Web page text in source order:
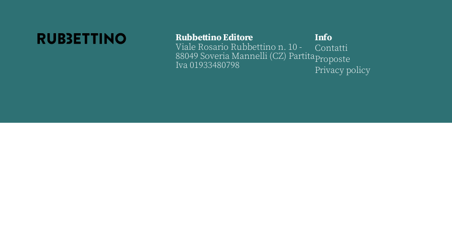
Rubbettino Editore
Viale Rosario Rubbettino n. 10 -
88049 Soveria Mannelli (CZ) Partita
Iva 01933480798
Info
Contatti
Proposte
Privacy policy